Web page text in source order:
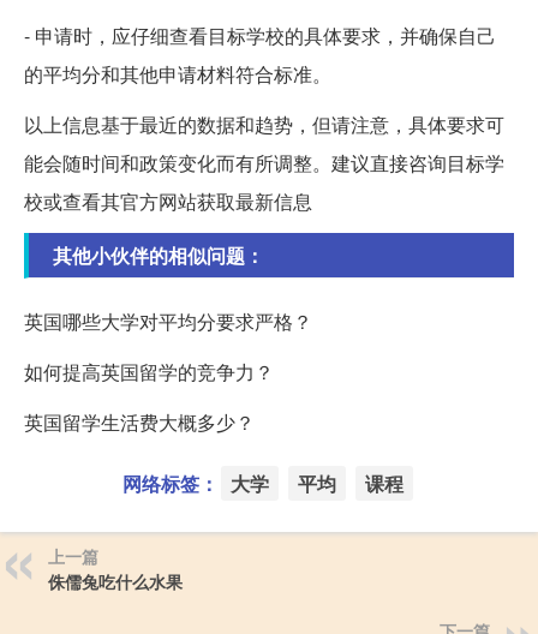
- 申请时，应仔细查看目标学校的具体要求，并确保自己
的平均分和其他申请材料符合标准。
以上信息基于最近的数据和趋势，但请注意，具体要求可
能会随时间和政策变化而有所调整。建议直接咨询目标学
校或查看其官方网站获取最新信息
其他小伙伴的相似问题：
英国哪些大学对平均分要求严格？
如何提高英国留学的竞争力？
英国留学生活费大概多少？
网络标签： 大学 平均 课程
上一篇
侏儒兔吃什么水果